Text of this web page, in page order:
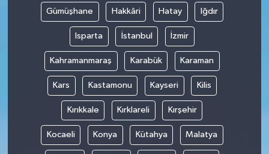
Gümüşhane Hakkâri Hatay Iğdır
Isparta İstanbul İzmir
Kahramanmaraş Karabük Karaman
Kars Kastamonu Kayseri Kilis
Kırıkkale Kırklareli Kırşehir
Kocaeli Konya Kütahya Malatya